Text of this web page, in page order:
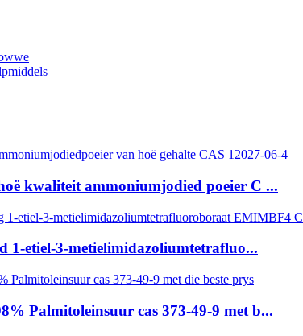
kwaliteit ammoniumjodied poeier C ...
1-etiel-3-metielimidazoliumtetrafluo...
Palmitoleinsuur cas 373-49-9 met b...